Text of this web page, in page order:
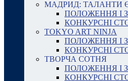
МАДРИД: ТАЛАНТИ
ПОЛОЖЕННЯ І
КОНКУРСНІ
TOKYO ART NINJA
ПОЛОЖЕННЯ І
КОНКУРСНІ
ТВОРЧА СОТНЯ
ПОЛОЖЕННЯ І
КОНКУРСНІ